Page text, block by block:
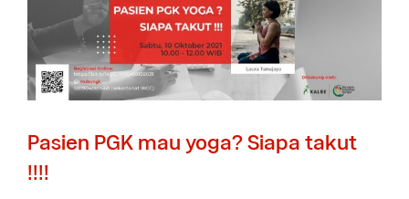
Pasien PGK mau yoga? Siapa takut
!!!!